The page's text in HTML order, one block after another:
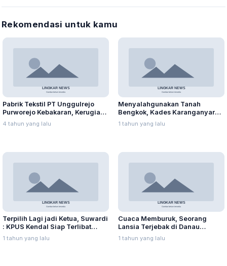
Rekomendasi untuk kamu
Pabrik Tekstil PT Unggulrejo
Purworejo Kebakaran, Kerugian
Capai Puluhan Juta Rupiah
4 tahun yang lalu
Menyalahgunakan Tanah
Bengkok, Kades Karanganyar
Ditangkap Kejari
1 tahun yang lalu
Terpilih Lagi jadi Ketua, Suwardi
: KPUS Kendal Siap Terlibat
Suplai Telur untuk MBG
1 tahun yang lalu
Cuaca Memburuk, Seorang
Lansia Terjebak di Danau
Rawapening Saat Mencari
Enceng Gondok
1 tahun yang lalu